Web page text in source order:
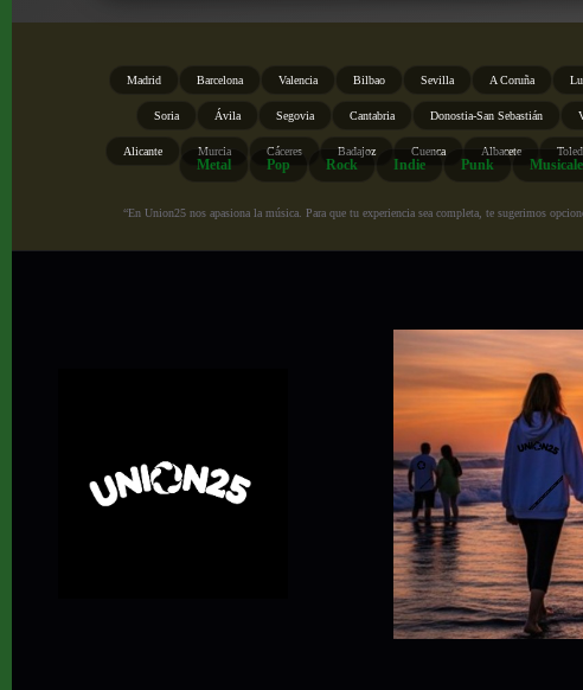
Madrid Barcelona Valencia Bilbao Sevilla A Coruña
Soria Ávila Segovia Cantabria Donostia-San Sebastián
Alicante Murcia Cáceres Badajoz Cuenca Albacete
Metal Pop Rock Indie Punk
“En Union25 nos apasiona la música. Para que tu experiencia sea completa, te sugerimos